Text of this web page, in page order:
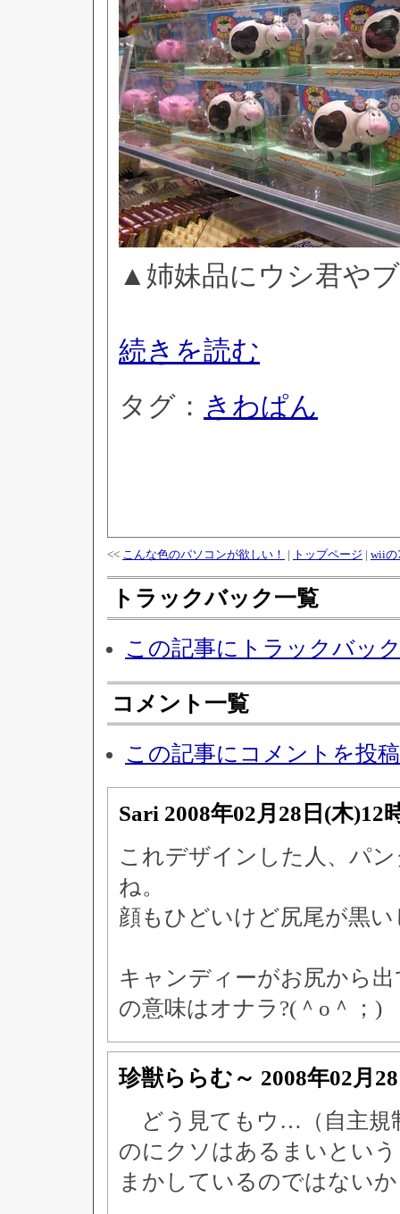
▲姉妹品にウシ君や
続きを読む
タグ： きわぱん
<< こんな色のパソコンが欲しい！ | トップページ | wiiの
トラックバック一覧
この記事にトラックバッ
コメント一覧
この記事にコメントを投
Sari 2008年02月28日(木)12
これデザインした人、パ
ね。
顔もひどいけど尻尾が黒い
キャンディーがお尻から
の意味はオナラ?(＾o＾；)
珍獣ららむ～ 2008年02月
どう見てもウ…（自主規
のにクソはあるまいとい
まかしているのではない